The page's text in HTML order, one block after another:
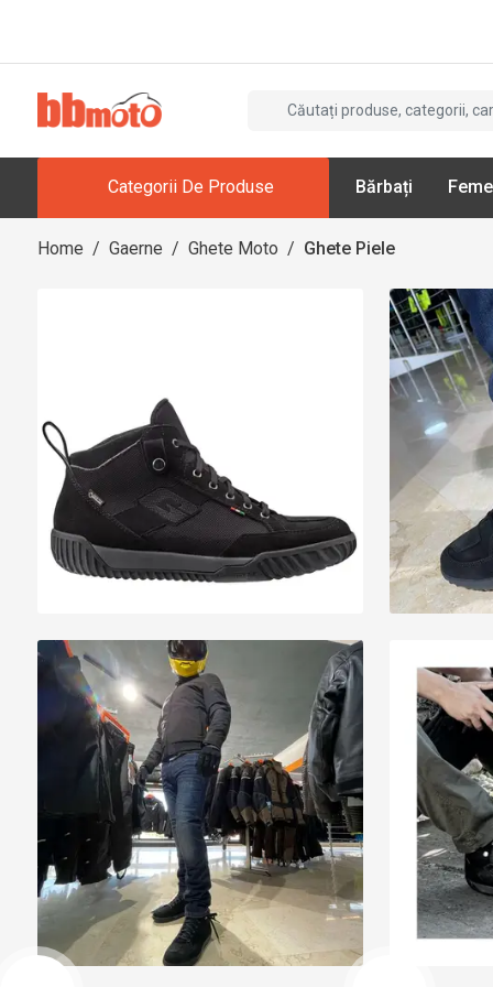
Categorii De Produse Bărbați
Home / Gaerne / Ghete Moto / Ghete Piele